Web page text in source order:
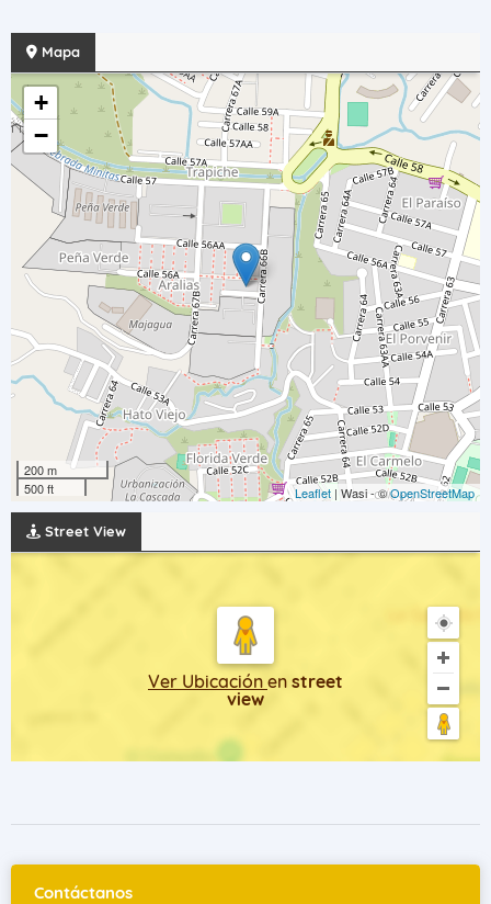
Mapa
+
−
200 m
500 ft
Leaflet | Wasi - ©OpenStreetMap
Street View
Ver Ubicación en street
view
Contáctanos